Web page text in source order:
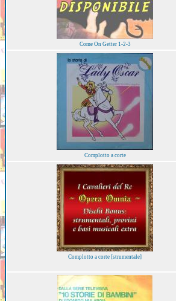
Come On Getter 1-2-3
Complotto a corte
Complotto a corte [strumentale]